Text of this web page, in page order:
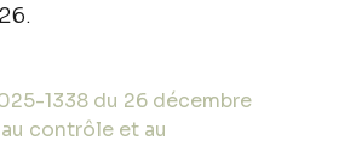
1338 du 26 décembre
contrôle et au